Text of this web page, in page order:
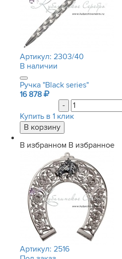
Артикул: 2303/40
В наличии
Ручка "Black series"
16 878
-
Купить в 1 клик
В избранном В избранное
Артикул: 2516